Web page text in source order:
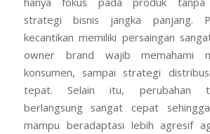
strategi bisnis jangka panjang.
kecantikan memiliki persaingan
owner brand wajib memahami
konsumen, sampai strategi
tepat. Selain itu, perubahan
berlangsung sangat cepat
mampu beradaptasi lebih agresif